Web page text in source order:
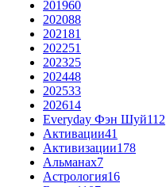
201960
202088
202181
202251
202325
202448
202533
202614
Everyday Фэн Шуй112
Активации41
Активизации178
Альманах7
Астрология16